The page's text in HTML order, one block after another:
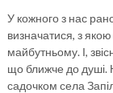
У кожного з нас
визначатися, з
майбутньому. І,
що ближче до душі.
садочком села